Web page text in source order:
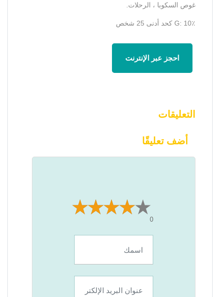
غوص السكوبا ، الرحلات.
G: 10٪ كحد أدنى 25 شخص
احجز عبر الإنترنت
التعليقات
أضف تعليقًا
0